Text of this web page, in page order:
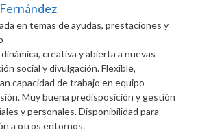
en temas de ayudas, prestaciones y
creativa y abierta a nuevas
social y divulgación. Flexible,
capacidad de trabajo en equipo
Muy buena predisposición y gestión
y personales. Disponibilidad para
a otros entornos.